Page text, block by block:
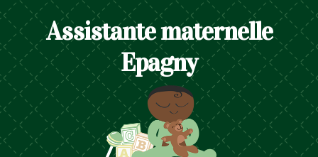
Assistante maternelle
Epagny